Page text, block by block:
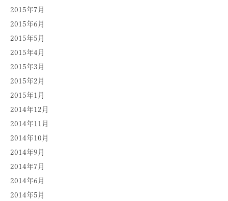
2015年7月
2015年6月
2015年5月
2015年4月
2015年3月
2015年2月
2015年1月
2014年12月
2014年11月
2014年10月
2014年9月
2014年7月
2014年6月
2014年5月